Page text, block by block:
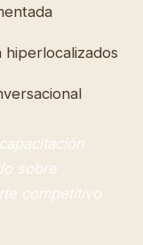
hiperlocalizados
sobre
competitivo